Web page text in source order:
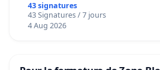
43 signatures
43 Signatures / 7 jours
4 Aug 2026